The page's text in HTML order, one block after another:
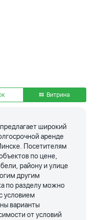
Витрина
широкий
аренде
Посетителям
по цене,
району и улице
другим
по разделу можно
условием
варианты
от условий